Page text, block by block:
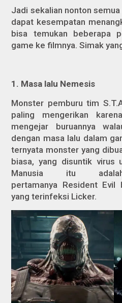
Jadi sekalian nonton
dapat kesempatan
bisa temukan beberapa
game ke filmnya. Simak
1. Masa lalu Nemesis
Monster pemburu tim
paling mengerikan
mengejar buruannya
dengan masa lalu dalam
ternyata monster yang
biasa, yang disuntik virus
Manusia itu
pertamanya Resident Evil
yang terinfeksi Licker.